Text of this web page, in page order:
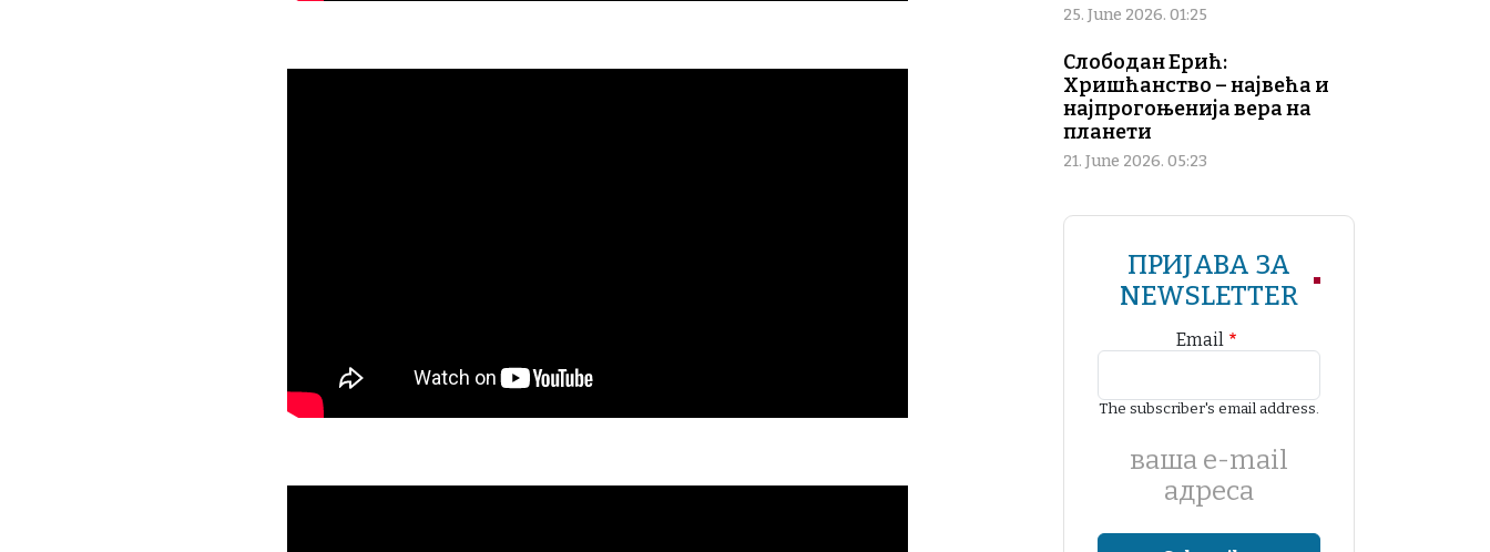
25. June 2026. 01:25
Слободан Ерић:
Хришћанство – највећа и
најпрогоњенија вера на
планети
21. June 2026. 05:23
ПРИЈАВА ЗА
NEWSLETTER
Email
The subscriber's email address.
ваша е-mail
адреса